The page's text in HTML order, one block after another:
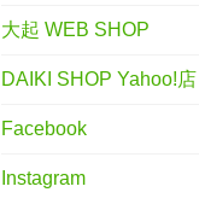
大起 WEB SHOP
DAIKI SHOP Yahoo!店
Facebook
Instagram